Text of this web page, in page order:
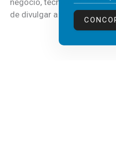
de divulgar a mais recente...